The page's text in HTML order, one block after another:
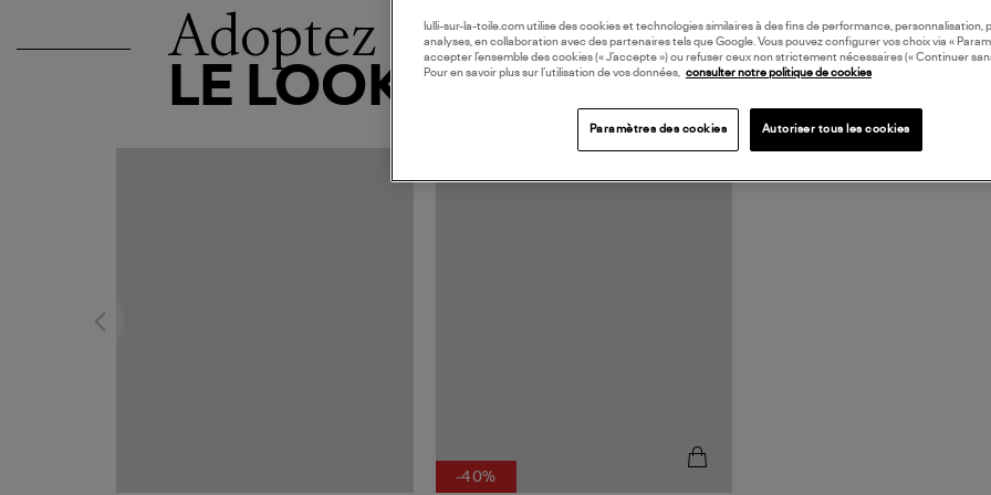
Adoptez
LE LOOK
-40%
lulli-sur-la-toile.com utilise des cookies et technologies similaires à des fins de performance, personnalisation,
analyses, en collaboration avec des partenaires tels que Google. Vous pouvez configurer vos choix via «
accepter l’ensemble des cookies (« J’accepte ») ou refuser ceux non strictement nécessaires (« Continuer
Pour en savoir plus sur l’utilisation de vos données,
consulter notre politique de cookies
Paramètres des cookies Autoriser tous les cookies